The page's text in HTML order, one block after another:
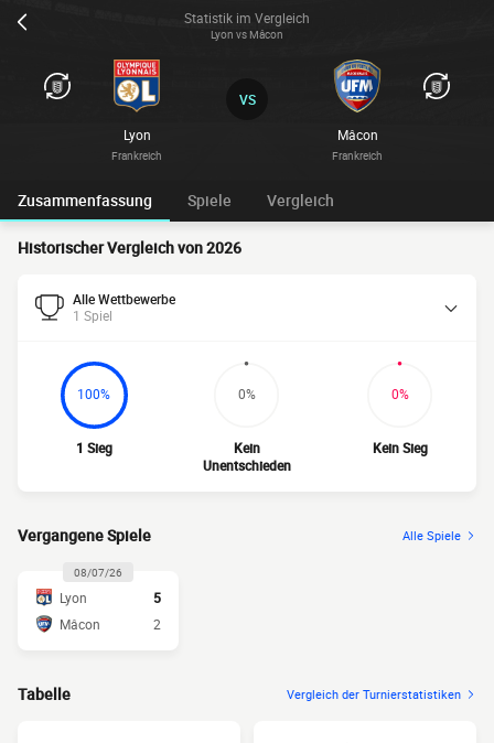
Statistik im Vergleich
Lyon vs Mâcon
Lyon
Frankreich
Mâcon
Frankreich
VS
Zusammenfassung Spiele Vergleich
Historischer Vergleich von 2026
Alle Wettbewerbe
1 Spiel
100%
1 Sieg
0%
Kein
Unentschieden
0%
Kein Sieg
Vergangene Spiele Alle Spiele
08/07/26
Lyon
5
Mâcon
2
Tabelle Vergleich der Turnierstatistiken